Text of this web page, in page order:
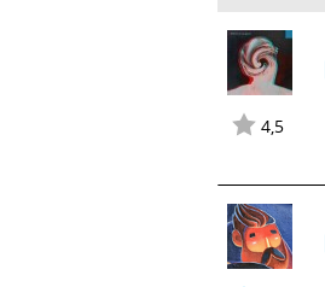
4,5